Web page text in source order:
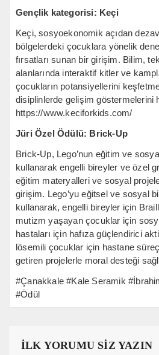
Gençlik kategorisi: Keçi
Keçi, sosyoekonomik açıdan
bölgelerdeki çocuklara yönelik
fırsatları sunan bir girişim. Bilim,
alanlarında interaktif kitler ve
çocukların potansiyellerini
disiplinlerde gelişim göstermelerini
https://www.keciforkids.com/
Jüri Özel Ödülü: Brick-Up
Brick-Up, Lego’nun eğitim ve
kullanarak engelli bireyler ve özel
eğitim materyalleri ve sosyal
girişim. Lego’yu eğitsel ve sosyal
kullanarak, engelli bireyler için
mutizm yaşayan çocuklar için
hastaları için hafıza güçlendirici
lösemili çocuklar için hastane
getiren projelerle moral desteği
#Çanakkale #Kale Seramik
#Ödül
İLK YORUMU SİZ YAZIN